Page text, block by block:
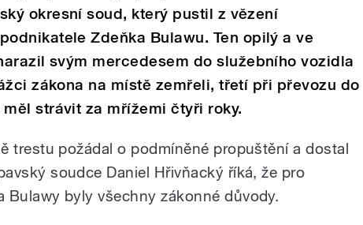
okresní soud, který pustil z vězení
Zdeňka Bulawu. Ten opilý a ve
svým mercedesem do služebního vozidla
zákona na místě zemřeli, třetí při převozu do
strávit za mřížemi čtyři roky.
trestu požádal o podmíněné propuštění a dostal
soudce Daniel Hřivňacký říká, že pro
Bulawy byly všechny zákonné důvody.